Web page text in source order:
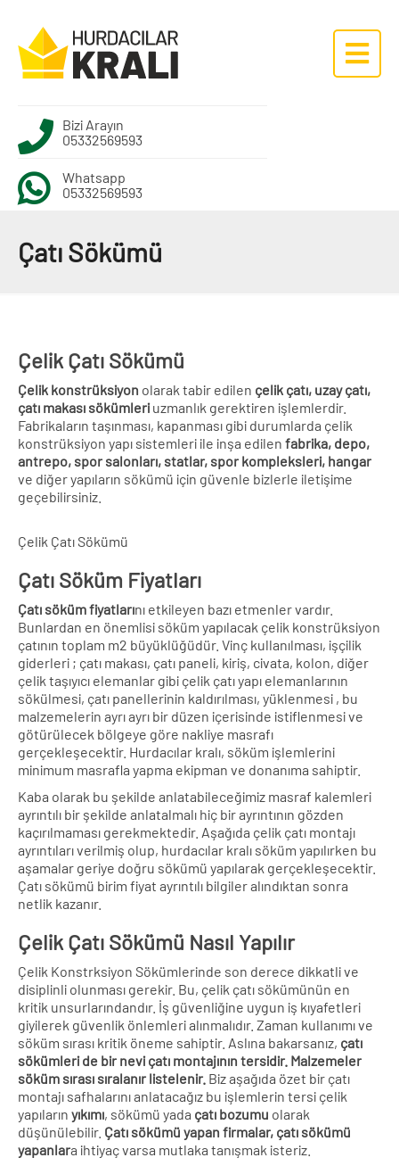
Bizi Arayın
05332569593
Whatsapp
05332569593
Çatı Sökümü
Çelik Çatı Sökümü
Çelik konstrüksiyon olarak tabir edilen çelik çatı, uzay çatı,
çatı makası sökümleriuzmanlık gerektiren işlemlerdir.
Fabrikaların taşınması, kapanması gibi durumlarda çelik
konstrüksiyon yapı sistemleri ile inşa edilen fabrika, depo,
antrepo, spor salonları, statlar, spor kompleksleri, hangar
ve diğer yapıların sökümü için güvenle bizlerle iletişime
geçebilirsiniz.
Çelik Çatı Sökümü
Çatı Söküm Fiyatları
Çatı söküm fiyatlarını etkileyen bazı etmenler vardır.
Bunlardan en önemlisi söküm yapılacak çelik konstrüksiyon
çatının toplam m2 büyüklüğüdür. Vinç kullanılması, işçilik
giderleri ; çatı makası, çatı paneli, kiriş, civata, kolon, diğer
çelik taşıyıcı elemanlar gibi çelik çatı yapı elemanlarının
sökülmesi, çatı panellerinin kaldırılması, yüklenmesi , bu
malzemelerin ayrı ayrı bir düzen içerisinde istiflenmesi ve
götürülecek bölgeye göre nakliye masrafı
gerçekleşecektir. Hurdacılar kralı, söküm işlemlerini
minimum masrafla yapma ekipman ve donanıma sahiptir.
Kaba olarak bu şekilde anlatabileceğimiz masraf kalemleri
ayrıntılı bir şekilde anlatalmalı hiç bir ayrıntının gözden
kaçırılmaması gerekmektedir. Aşağıda çelik çatı montajı
ayrıntıları verilmiş olup, hurdacılar kralı söküm yapılırken bu
aşamalar geriye doğru sökümü yapılarak gerçekleşecektir.
Çatı sökümü birim fiyat ayrıntılı bilgiler alındıktan sonra
netlik kazanır.
Çelik Çatı Sökümü Nasıl Yapılır
Çelik Konstrksiyon Sökümlerinde son derece dikkatli ve
disiplinli olunması gerekir. Bu, çelik çatı sökümünün en
kritik unsurlarındandır. İş güvenliğine uygun iş kıyafetleri
giyilerek güvenlik önlemleri alınmalıdır. Zaman kullanımı ve
söküm sırası kritik öneme sahiptir. Aslına bakarsanız, çatı
sökümleri de bir nevi çatı montajının tersidir. Malzemeler
söküm sırası sıralanır listelenir. Biz aşağıda özet bir çatı
montajı safhalarını anlatacağız bu işlemlerin tersi çelik
yapıların yıkımı, sökümü yada çatı bozumu olarak
düşünülebilir. Çatı sökümü yapan firmalar, çatı sökümü
yapanlara ihtiyaç varsa mutlaka tanışmak isteriz.